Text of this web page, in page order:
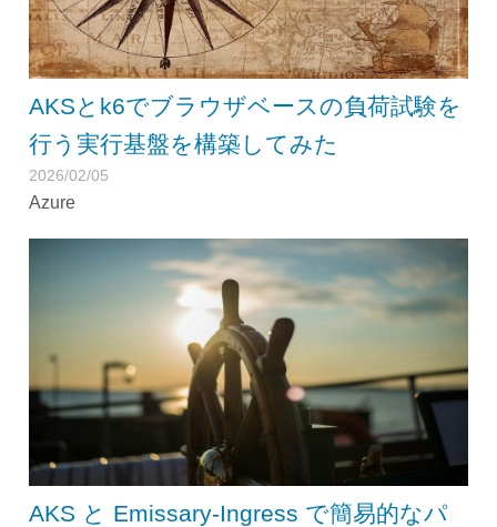
AKSとk6でブラウザベースの負荷試験を
行う実行基盤を構築してみた
2026/02/05
Azure
AKS と Emissary-Ingress で簡易的なパ